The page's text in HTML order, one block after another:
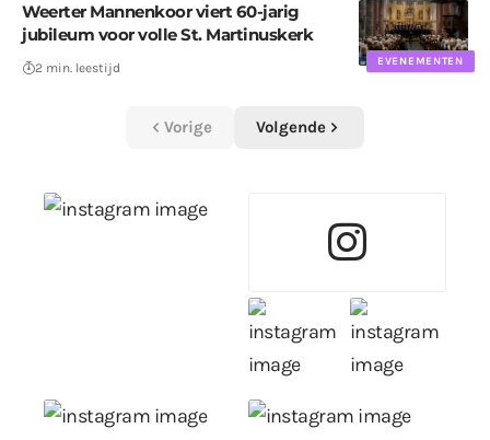
EVENEMENTEN
Weerter Mannenkoor viert 60-jarig
jubileum voor volle St. Martinuskerk
2 min. leestijd
Vorige Volgende